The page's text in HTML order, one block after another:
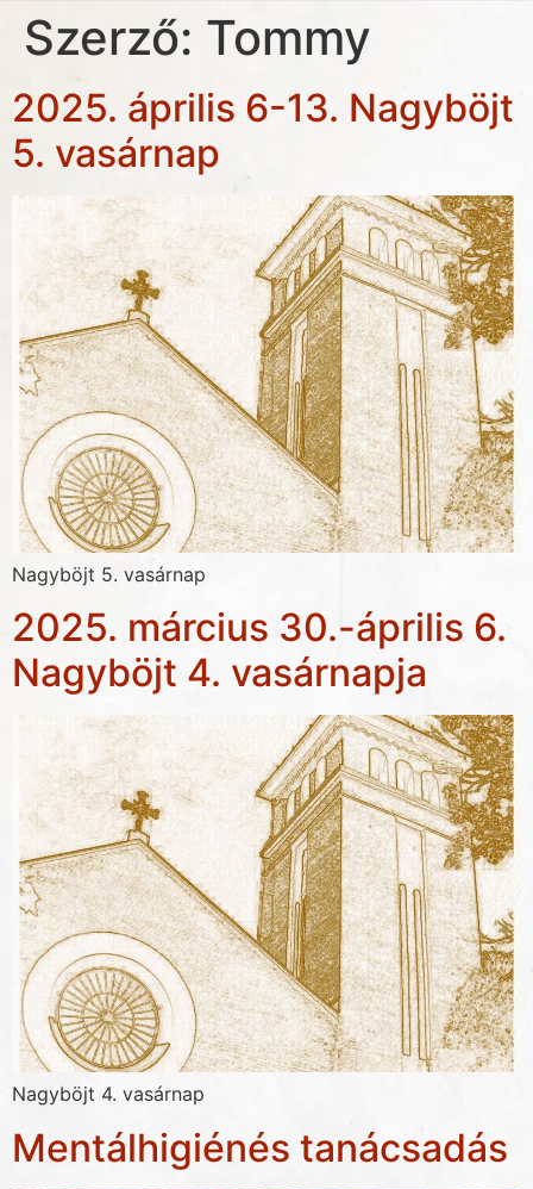
Szerző: Tommy
2025. április 6-13. Nagyböjt
5. vasárnap
Nagyböjt 5. vasárnap
2025. március 30.-április 6.
Nagyböjt 4. vasárnapja
Nagyböjt 4. vasárnap
Mentálhigiénés tanácsadás